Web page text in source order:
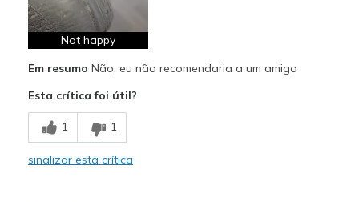
Comfortable
Contras
Poor Quality
Width
Feels true to width
Sizing
Not happy
Em resumo Não, eu não recomendaria a um amigo
Esta crítica foi útil?
1 1
sinalizar esta crítica